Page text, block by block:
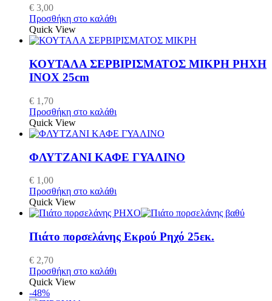
€ 3,00
Προσθήκη στο καλάθι
Quick View
ΚΟΥΤΑΛΑ ΣΕΡΒΙΡΙΣΜΑΤΟΣ ΜΙΚΡΗ ΡΗΧΗ
INOX 25cm
€ 1,70
Προσθήκη στο καλάθι
Quick View
ΦΛΥΤΖΑΝΙ ΚΑΦΕ ΓΥΑΛΙΝΟ
€ 1,00
Προσθήκη στο καλάθι
Quick View
Πιάτο πορσελάνης Εκρού Ρηχό 25εκ.
€ 2,70
Προσθήκη στο καλάθι
Quick View
-48%